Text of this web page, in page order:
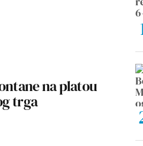
na platou
trga